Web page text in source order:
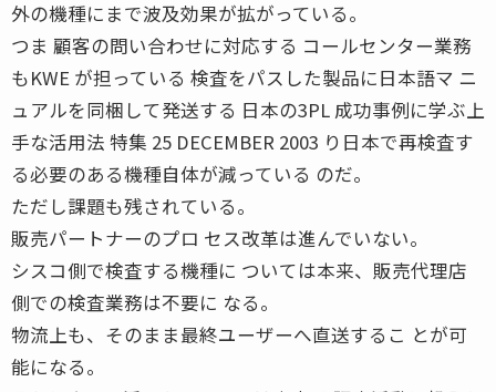
外の機種にまで波及効果が拡がっている。
つま 顧客の問い合わせに対応する コールセンター業務
もKWE が担っている 検査をパスした製品に日本語マ ニ
ュアルを同梱して発送する 日本の3PL 成功事例に学ぶ上
手な活用法 特集 25 DECEMBER 2003 り日本で再検査す
る必要のある機種自体が減っている のだ。
ただし課題も残されている。
販売パートナーのプロ セス改革は進んでいない。
シスコ側で検査する機種に ついては本来、販売代理店
側での検査業務は不要に なる。
物流上も、そのまま最終ユーザーへ直送するこ とが可
能になる。